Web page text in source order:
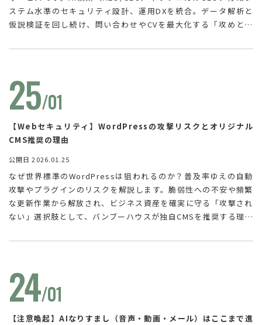
ステム水準のセキュリティ設計、運用DXを統合。データ解析と
仮説検証を回し続け、問い合わせやCVを最大化する「攻めと守
25/01
【Webセキュリティ】WordPressの攻撃リスクとオリジナル
CMS推奨の理由
公開日 2026.01.25
なぜ世界標準のWordPressは狙われるのか？普及率ゆえの自動
攻撃やプラグインのリスクを解説します。脆弱性への不安や頻繁
な更新作業から解放され、ビジネス資産を確実に守る「攻撃され
ない」選択肢として、バンブーハウスが独自CMSを推奨する理由
24/01
【注意喚起】AIなりすまし（音声・動画・メール）はここまで進